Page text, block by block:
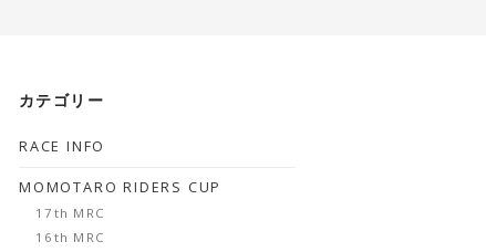
カテゴリー
RACE INFO
MOMOTARO RIDERS CUP
17th MRC
16th MRC